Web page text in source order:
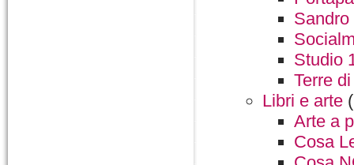
Sandro
Studio
Terre
Libri e arte
Arte a
Cosa